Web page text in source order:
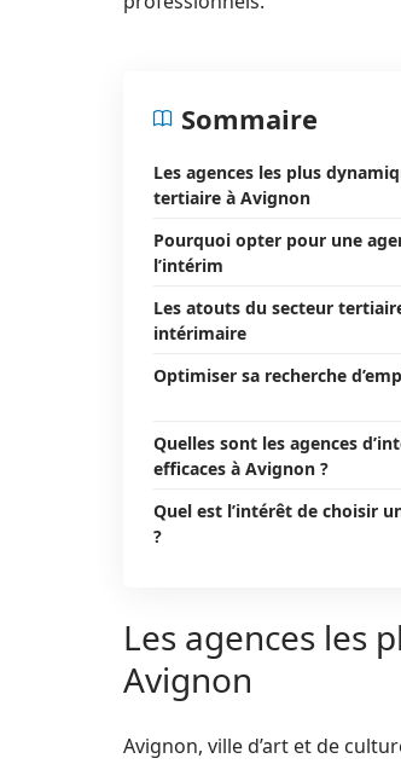
Sommaire
Les agences les plus
tertiaire à Avignon
Pourquoi opter pour une
l’intérim
Les atouts du secteur
intérimaire
Optimiser sa recherche
Quelles sont les agences
efficaces à Avignon ?
Quel est l’intérêt de choisir
?
Les agences les
Avignon
Avignon, ville d’art et de